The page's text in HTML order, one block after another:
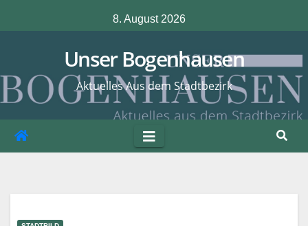
Inhalt
8. August 2026
Unser Bogenhausen
Aktuelles Aus dem Stadtbezirk